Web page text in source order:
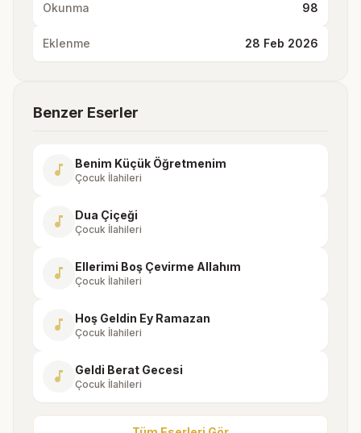
Okunma 98
Eklenme 28 Feb 2026
Benzer Eserler
music_note Benim Küçük Öğretmenim
Çocuk İlahileri
music_note Dua Çiçeği
Çocuk İlahileri
music_note Ellerimi Boş Çevirme Allahım
Çocuk İlahileri
music_note Hoş Geldin Ey Ramazan
Çocuk İlahileri
music_note Geldi Berat Gecesi
Çocuk İlahileri